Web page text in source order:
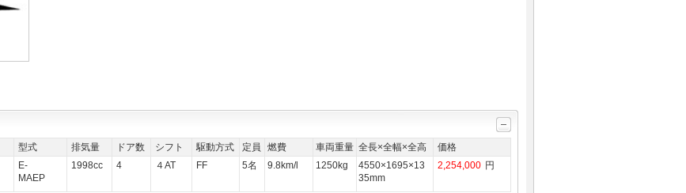
型式 排気量 ドア数 シフト 駆動方式 定員 燃費 車両重量 全長×全幅×全高
価格
E-
MAEP
1998cc 4 ４AT FF 5名 9.8km/l 1250kg
4550×1695×13
35mm
2,254,000 円